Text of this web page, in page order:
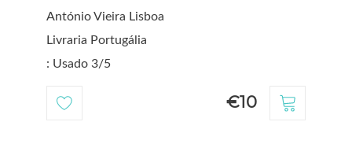
António Vieira Lisboa
Livraria Portugália
: Usado 3/5
€10